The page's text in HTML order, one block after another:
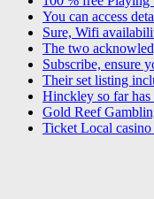
You can access
Sure, Wifi
The two
Subscribe, ensure
Their set listing
Hinckley so far has
Gold Reef
Ticket Local